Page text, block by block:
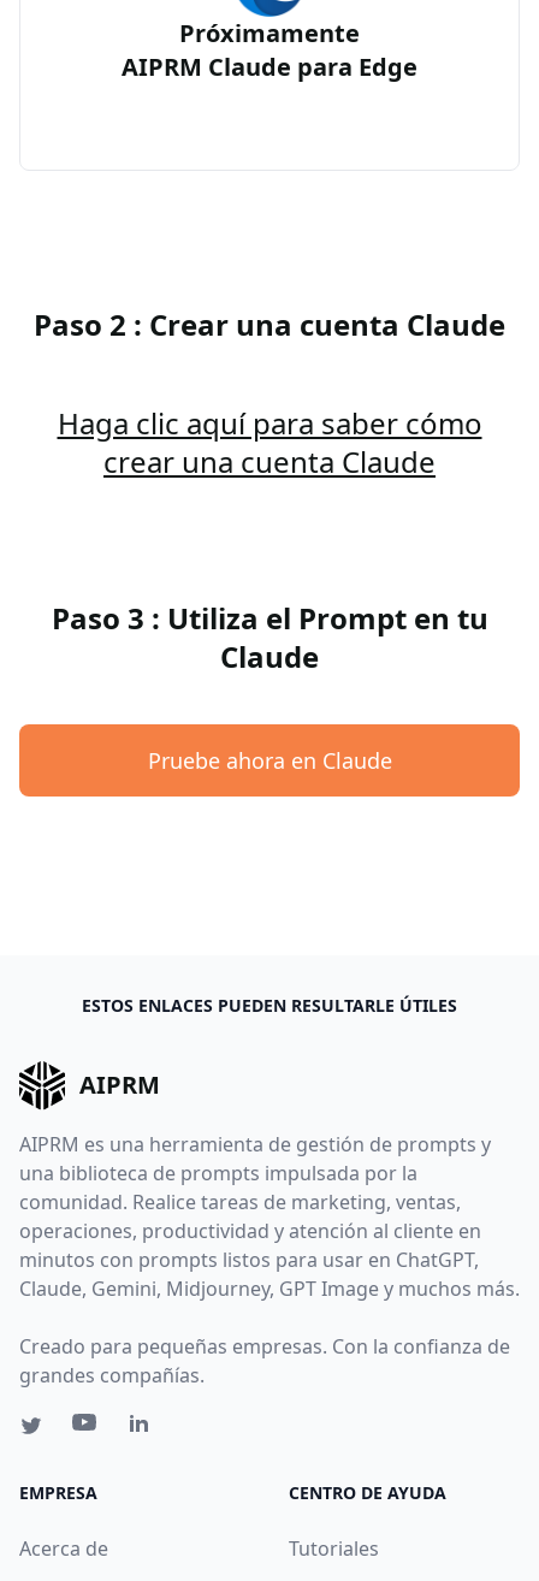
Próximamente
AIPRM Claude para Edge
Paso 2 : Crear una cuenta Claude
Haga clic aquí para saber cómo
crear una cuenta Claude
Paso 3 : Utiliza el Prompt en tu
Claude
Pruebe ahora en Claude
ESTOS ENLACES PUEDEN RESULTARLE ÚTILES
AIPRM
AIPRM es una herramienta de gestión de prompts y
una biblioteca de prompts impulsada por la
comunidad. Realice tareas de marketing, ventas,
operaciones, productividad y atención al cliente en
minutos con prompts listos para usar en ChatGPT,
Claude, Gemini, Midjourney, GPT Image y muchos más.
Creado para pequeñas empresas. Con la confianza de
grandes compañías.
EMPRESA
Acerca de
CENTRO DE AYUDA
Tutoriales